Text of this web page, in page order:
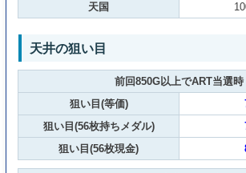
天国
天井の狙い目
前回850G以上でART当選時
狙い目(等価)
狙い目(56枚持ちメダル)
狙い目(56枚現金)